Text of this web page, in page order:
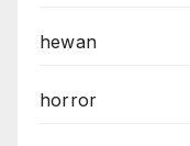
hewan
horror